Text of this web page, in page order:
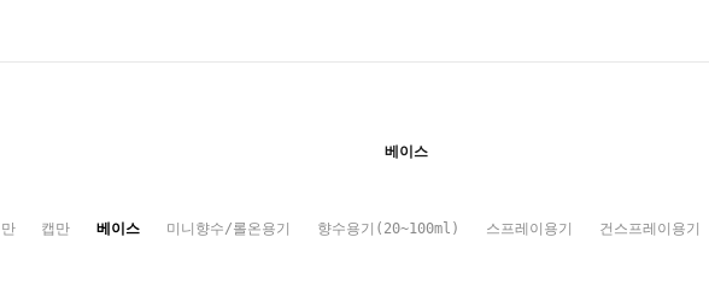
베이스
캡만 베이스 미니향수/롤온용기 향수용기(20~100ml) 스프레이용기 건스프레이용기